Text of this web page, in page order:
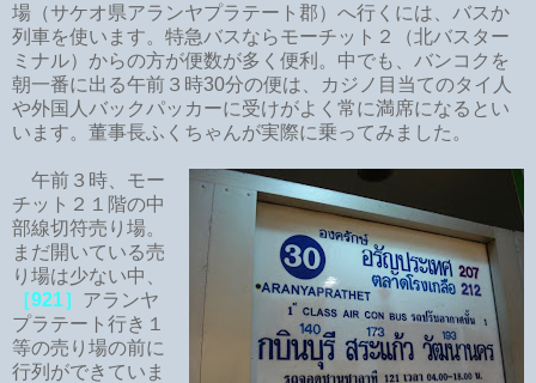
場（サケオ県アランヤプラテート郡）へ行くには、バスか
列車を使います。特急バスならモーチット２（北バスター
ミナル）からの方が便数が多く便利。中でも、バンコクを
朝一番に出る午前３時30分の便は、カジノ目当てのタイ人
や外国人バックパッカーに受けがよく常に満席になるとい
います。董事長ふくちゃんが実際に乗ってみました。
午前３時、モー
チット２１階の中
部線切符売り場。
まだ開いている売
り場は少ない中、
［921］ アランヤ
プラテート行き１
等の売り場の前に
行列ができていま